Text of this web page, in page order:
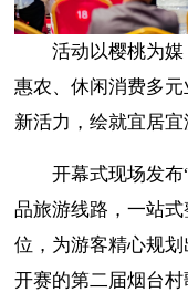
活动以樱桃为媒
惠农、休闲消费多
新活力，绘就宜居宜
开幕式现场发布“
品旅游线路，一站
位，为游客精心规
开赛的第二届烟台